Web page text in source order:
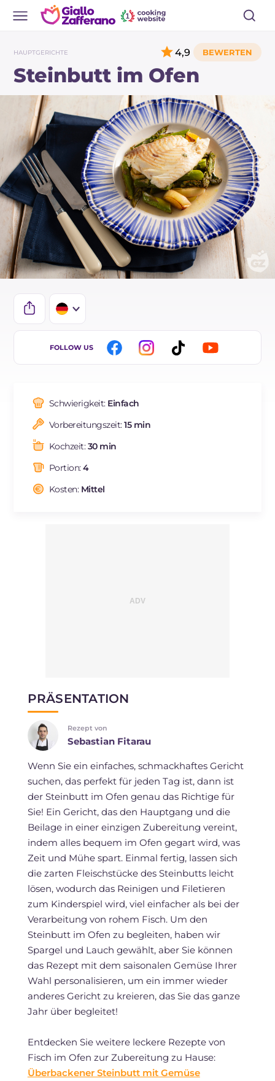
HAUPTGERICHTE
Steinbutt im Ofen
4,9
IT
ES
BR
NL
FOLLOW US
Schwierigkeit: Einfach
Vorbereitungszeit:15 min
Kochzeit:30 min
Portion:4
Kosten: Mittel
PRÄSENTATION
Rezept von
Sebastian Fitarau
Wenn Sie ein einfaches, schmackhaftes Gericht
suchen, das perfekt für jeden Tag ist, dann ist
der Steinbutt im Ofen genau das Richtige für
Sie! Ein Gericht, das den Hauptgang und die
Beilage in einer einzigen Zubereitung vereint,
indem alles bequem im Ofen gegart wird, was
Zeit und Mühe spart. Einmal fertig, lassen sich
die zarten Fleischstücke des Steinbutts leicht
lösen, wodurch das Reinigen und Filetieren
zum Kinderspiel wird, viel einfacher als bei der
Verarbeitung von rohem Fisch. Um den
Steinbutt im Ofen zu begleiten, haben wir
Spargel und Lauch gewählt, aber Sie können
das Rezept mit dem saisonalen Gemüse Ihrer
Wahl personalisieren, um ein immer wieder
anderes Gericht zu kreieren, das Sie das ganze
Jahr über begleitet!
Entdecken Sie weitere leckere Rezepte von
Fisch im Ofen zur Zubereitung zu Hause:
Überbackener Steinbutt mit Gemüse